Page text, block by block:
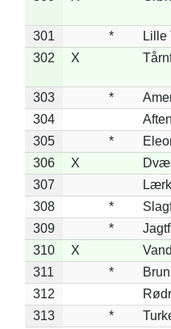
301 *
Lille
302
X
303 *
304
305
*
306
X
307
308
*
309
*
310
X
311
*
312
313
*